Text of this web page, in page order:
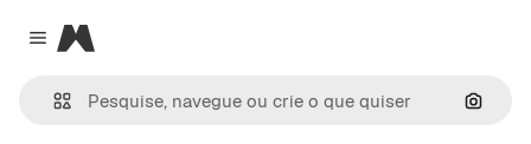
Close menu
Magnific